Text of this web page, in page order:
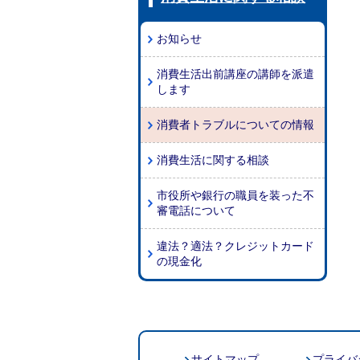
お知らせ
消費生活出前講座の講師を派遣
します
消費者トラブルについての情報
消費生活に関する相談
市役所や銀行の職員を装った不
審電話について
違法？適法？クレジットカード
の現金化